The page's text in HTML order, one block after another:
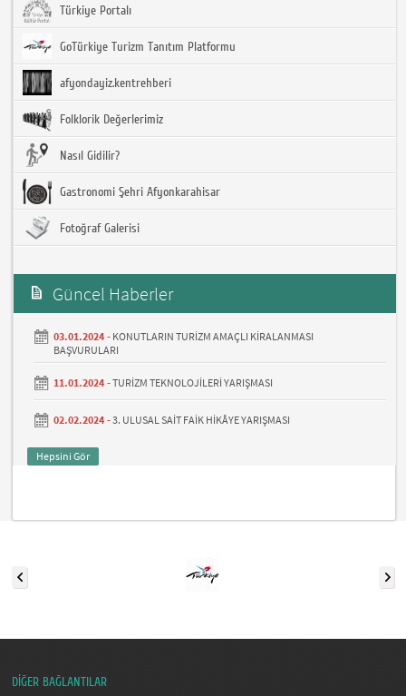
Türkiye Portalı
GoTürkiye Turizm Tanıtım Platformu
afyondayiz.kentrehberi
Folklorik Değerlerimiz
Nasıl Gidilir?
Gastronomi Şehri Afyonkarahisar
Fotoğraf Galerisi
Güncel Haberler
03.01.2024 - KONUTLARIN TURİZM AMAÇLI KİRALANMASI
BAŞVURULARI
11.01.2024 -TURİZM TEKNOLOJİLERİ YARIŞMASI
02.02.2024 -3. ULUSAL SAİT FAİK HİKÂYE YARIŞMASI
Hepsini Gör
DİĞER BAĞLANTILAR